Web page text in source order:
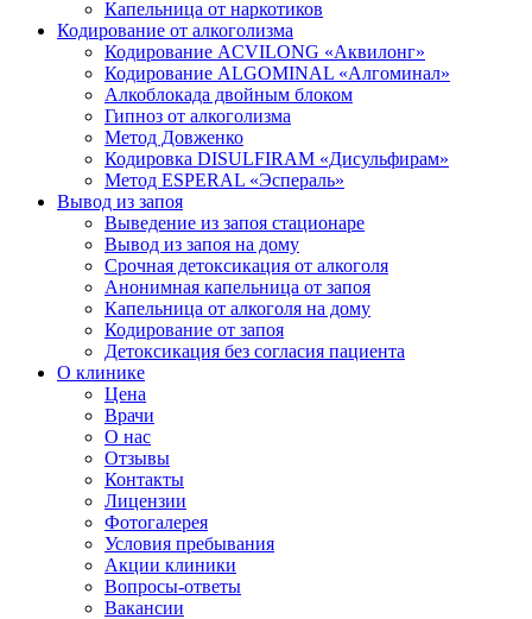
Капельница от наркотиков
Кодирование от алкоголизма
Кодирование ACVILONG «Аквилонг»
Кодирование ALGOMINAL «Алгоминал»
Алкоблокада двойным блоком
Гипноз от алкоголизма
Метод Довженко
Кодировка DISULFIRAM «Дисульфирам»
Метод ESPERAL «Эспераль»
Вывод из запоя
Выведение из запоя стационаре
Вывод из запоя на дому
Срочная детоксикация от алкоголя
Анонимная капельница от запоя
Капельница от алкоголя на дому
Кодирование от запоя
Детоксикация без согласия пациента
О клинике
Цена
Врачи
О нас
Отзывы
Контакты
Лицензии
Фотогалерея
Условия пребывания
Акции клиники
Вопросы-ответы
Вакансии